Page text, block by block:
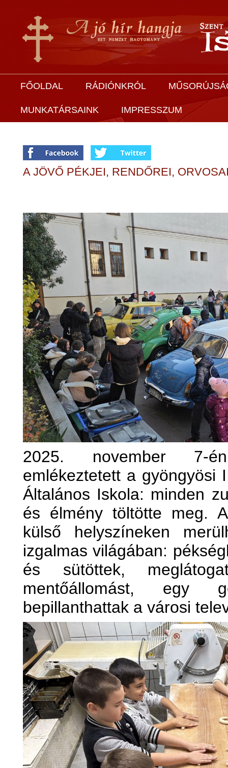
FŐOLDAL RÁDIÓNKRÓL
MUNKATÁRSAINK IMPRESSZUM
A JÖVŐ PÉKJEI, RENDŐREI,
2025. november 7-
emlékeztetett a gyöngyösi
Általános Iskola: minden
és élmény töltötte meg.
külső helyszíneken
izgalmas világában:
és sütöttek,
mentőállomást, egy
bepillanthattak a városi